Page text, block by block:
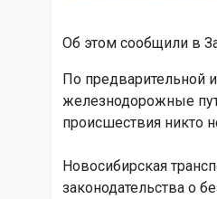
Об этом сообщили в
По предварительной
железнодорожные
происшествия никто
Новосибирская
законодательства о